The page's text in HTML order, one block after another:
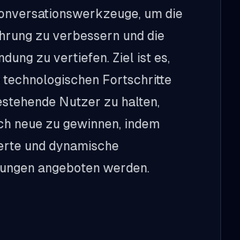
um die
zu verbessern und die
zu vertiefen. Ziel ist es,
technologischen Fortschritte
Nutzer zu halten,
neue zu gewinnen, indem
und dynamische
angeboten werden.